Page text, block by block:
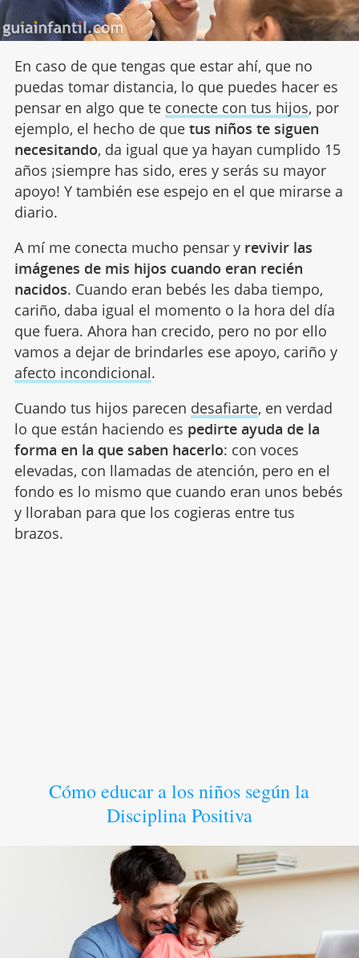
En caso de que tengas que estar ahí, que no
puedas tomar distancia, lo que puedes hacer es
pensar en algo que te conecte con tus hijos, por
ejemplo, el hecho de que tus niños te siguen
necesitando, da igual que ya hayan cumplido 15
años ¡siempre has sido, eres y serás su mayor
apoyo! Y también ese espejo en el que mirarse a
diario.
A mí me conecta mucho pensar y revivir las
imágenes de mis hijos cuando eran recién
nacidos. Cuando eran bebés les daba tiempo,
cariño, daba igual el momento o la hora del día
que fuera. Ahora han crecido, pero no por ello
vamos a dejar de brindarles ese apoyo, cariño y
afecto incondicional.
Cuando tus hijos parecen desafiarte, en verdad
lo que están haciendo es pedirte ayuda de la
forma en la que saben hacerlo: con voces
elevadas, con llamadas de atención, pero en el
fondo es lo mismo que cuando eran unos bebés
y lloraban para que los cogieras entre tus
brazos.
Cómo educar a los niños según la
Disciplina Positiva